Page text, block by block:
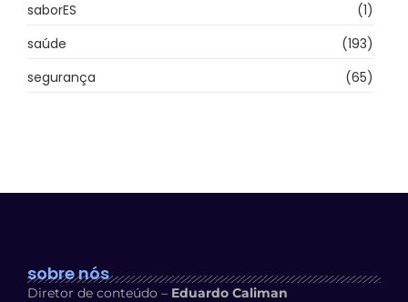
saborES
(1)
saúde
(193)
segurança
(65)
sobre nós
Diretor de conteúdo – Eduardo Caliman